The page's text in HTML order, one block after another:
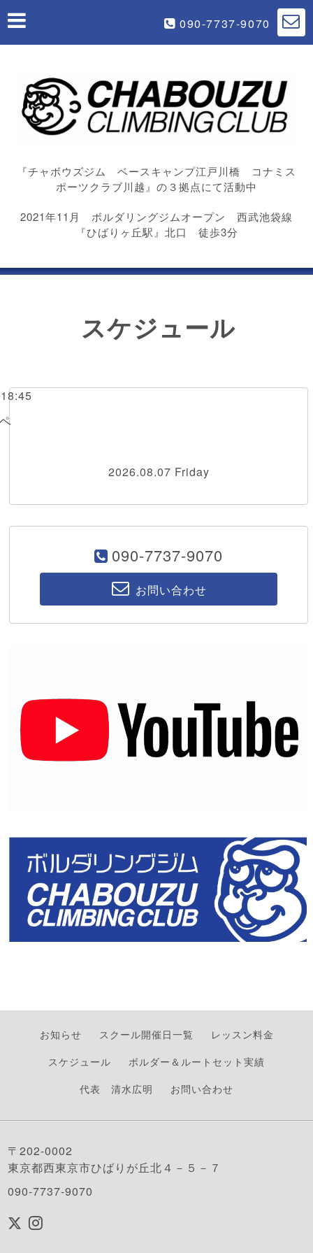
090-7737-9070
『チャボウズジム ベースキャンプ江戸川橋 コナミス
ポーツクラブ川越』の３拠点にて活動中
2021年11月 ボルダリングジムオープン 西武池袋線
『ひばりヶ丘駅』北口 徒歩3分
スケジュール
2026.08.07 Friday
090-7737-9070
お問い合わせ
お知らせ スクール開催日一覧
レッスン料金
スケジュール
ボルダー＆ルートセット実績
代表 清水広明
お問い合わせ
〒202-0002
東京都西東京市ひばりが丘北４－５－７
090-7737-9070